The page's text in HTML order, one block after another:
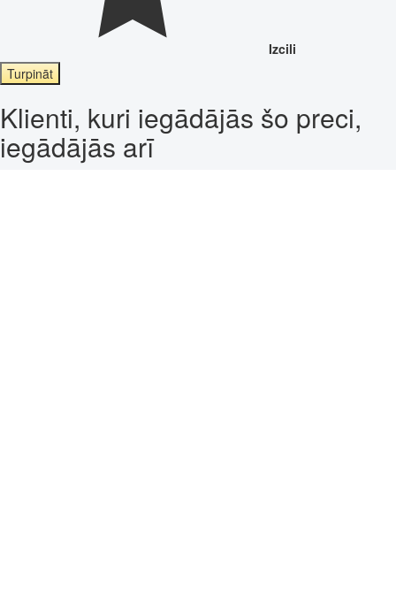
Izcili
Turpināt
Klienti, kuri iegādājās šo preci,
iegādājās arī